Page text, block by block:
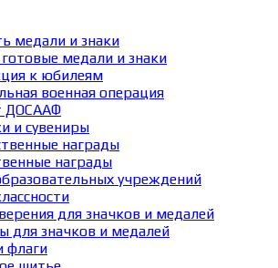
медали и знаки
медали и знаки
к юбилеям
военная операция
ДОСААФ
и сувениры
награды
награды
учреждений
для значков и медалей
для значков и медалей
флаги